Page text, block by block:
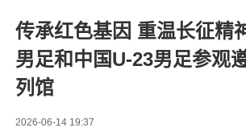
传承红色基因 重温长征
男足和中国U-23男足参观
列馆
2026-06-14 19:37